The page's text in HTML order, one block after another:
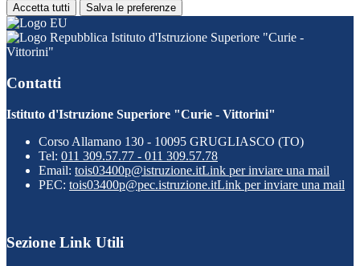
Accetta tutti Salva le preferenze
Istituto d'Istruzione Superiore "Curie -
Vittorini"
Contatti
Istituto d'Istruzione Superiore "Curie - Vittorini"
Corso Allamano 130 - 10095 GRUGLIASCO (TO)
Tel: 011 309.57.77 - 011 309.57.78
Email: tois03400p@istruzione.itLink per inviare una mail
PEC: tois03400p@pec.istruzione.itLink per inviare una mail
Sezione Link Utili